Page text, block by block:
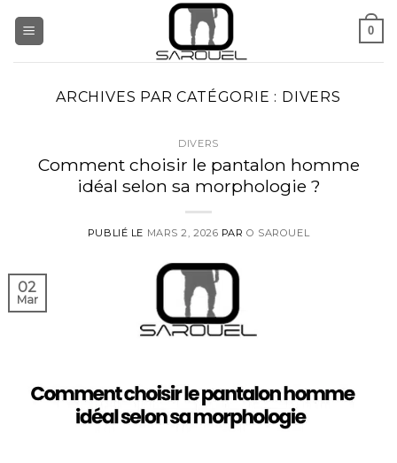
0
ARCHIVES PAR CATÉGORIE : DIVERS
DIVERS
Comment choisir le pantalon homme
idéal selon sa morphologie ?
PUBLIÉ LE MARS 2, 2026 PARO SAROUEL
02
Mar